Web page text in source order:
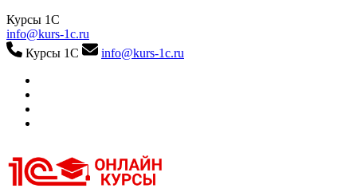
Курсы 1С
info@kurs-1c.ru
Курсы 1С
info@kurs-1c.ru